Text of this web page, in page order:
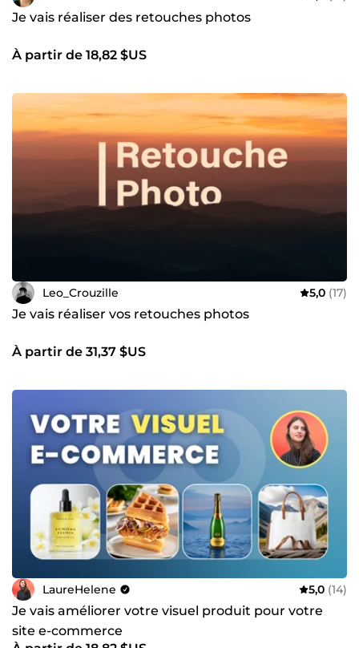
Je vais réaliser des retouches photos
À partir de 18,82 $US
Leo_Crouzille 5,0 (17)
Je vais réaliser vos retouches photos
À partir de 31,37 $US
LaureHelene 5,0 (14)
Je vais améliorer votre visuel produit pour votre
site e-commerce